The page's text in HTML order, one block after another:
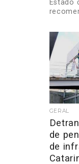
Estado
GERAL
de
de